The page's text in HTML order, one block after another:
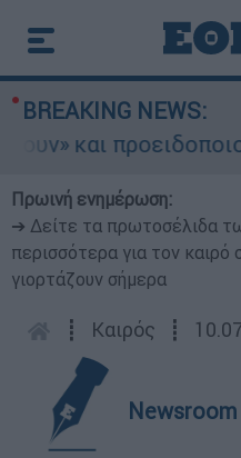
BREAKING NEWS:
για
Πρωινή ενημέρωση:
➔ Δείτε τα πρωτοσέλιδα
περισσότερα για τον καιρό
γιορτάζουν σήμερα
┋ Καιρός ┋
Newsroom